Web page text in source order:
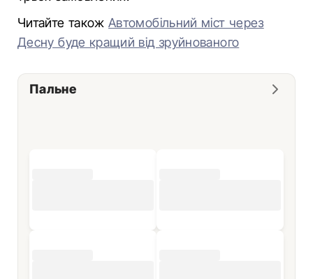
Читайте такожАвтомобільний міст через
Десну буде кращий від зруйнованого
Пальне